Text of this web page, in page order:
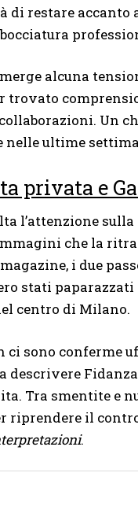
di restare
alcuna
Un
ultime
privata e
l’attenzione
che la
i due
stati
centro di Milano.
ci sono conferme
descrivere
Tra smentite e
riprendere il
.